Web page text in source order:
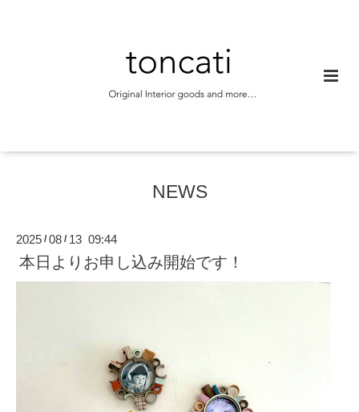
NEWS
2025 /08 / 13 09:44
本日よりお申し込み開始です！